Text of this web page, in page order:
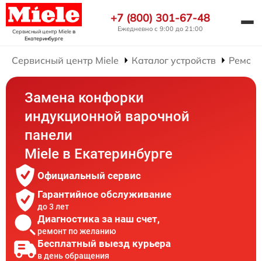
Сервисный центр Mieleв
Екатеринбурге
+7 (800) 301-67-48
Ежедневно с 9:00 до 21:00
Сервисный центр Miele Каталог устройств
Замена конфорки
индукционной варочной
панели
Miele в Екатеринбурге
Официальный сервис
Гарантийное обслуживание
до 3 лет
Диагностика за наш счет,
ремонт по желанию
Бесплатный выезд курьера
в день обращения